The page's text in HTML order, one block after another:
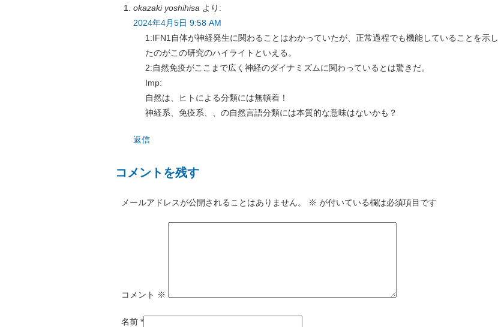
okazaki yoshihisa より:
2024年4月5日 9:58 AM
1:IFN1自体が神経発生に関わることはわかっていたが、正常過程でも機能していることを示し
たのがこの研究のハイライトといえる。
2:自然免疫がここまで広く神経のダイナミズムに関わっているとは驚きだ。
Imp:
自然は、ヒトによる分類には無頓着！
神経系、免疫系、、の自然言語分類には本質的な意味はないかも？
返信
コメントを残す
メールアドレスが公開されることはありません。 ※ が付いている欄は必須項目です
コメント ※
名前 *